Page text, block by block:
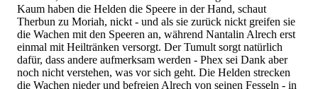
Kaum haben die Helden die Speere in der Hand, schaut
Therbun zu Moriah, nickt - und als sie zurück nickt greifen sie
die Wachen mit den Speeren an, während Nantalin Alrech erst
einmal mit Heiltränken versorgt. Der Tumult sorgt natürlich
dafür, dass andere aufmerksam werden - Phex sei Dank aber
noch nicht verstehen, was vor sich geht. Die Helden strecken
die Wachen nieder und befreien Alrech von seinen Fesseln - in